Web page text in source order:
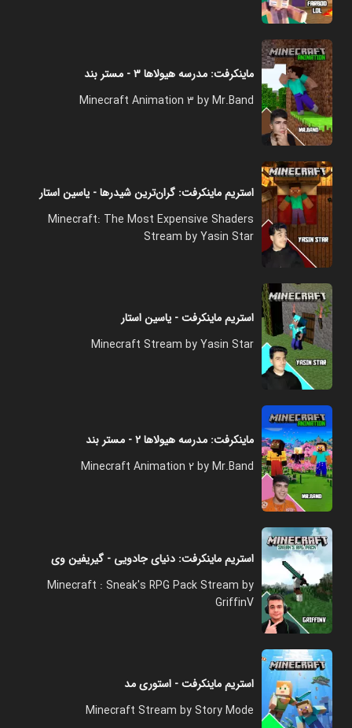
ماینکرفت: مدرسه هیولاها ۳ - مستر بند
Minecraft Animation 3 by Mr.Band
استریم ماینکرفت: گران‌ترین شیدرها - یاسین استار
Minecraft: The Most Expensive Shaders
Stream by Yasin Star
استریم ماینکرفت - یاسین استار
Minecraft Stream by Yasin Star
ماینکرفت: مدرسه هیولاها ۲ - مستر بند
Minecraft Animation 2 by Mr.Band
استریم ماینکرفت: دنیای جادویی - گیریفین وی
Minecraft : Sneak's RPG Pack Stream by
GriffinV
استریم ماینکرفت - استوری مد
Minecraft Stream by Story Mode